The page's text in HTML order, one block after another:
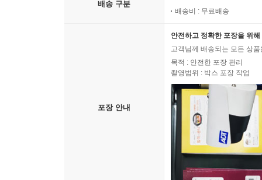
배송 구분
배송비 : 무료배송
포장 안내
안전하고 정확한 포장을 위
고객님께 배송되는 모든 상
목적 : 안전한 포장 관리
촬영범위 : 박스 포장 작업